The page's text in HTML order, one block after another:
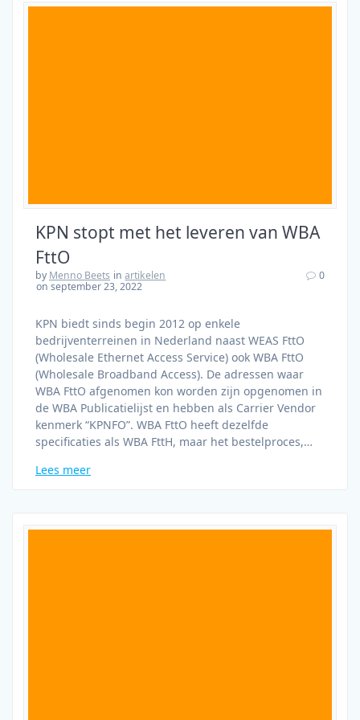
KPN stopt met het leveren van WBA
FttO
by Menno Beets inartikelen
on september 23, 2022
0
KPN biedt sinds begin 2012 op enkele
bedrijventerreinen in Nederland naast WEAS FttO
(Wholesale Ethernet Access Service) ook WBA FttO
(Wholesale Broadband Access). De adressen waar
WBA FttO afgenomen kon worden zijn opgenomen in
de WBA Publicatielijst en hebben als Carrier Vendor
kenmerk “KPNFO”. WBA FttO heeft dezelfde
specificaties als WBA FttH, maar het bestelproces,…
Lees meer